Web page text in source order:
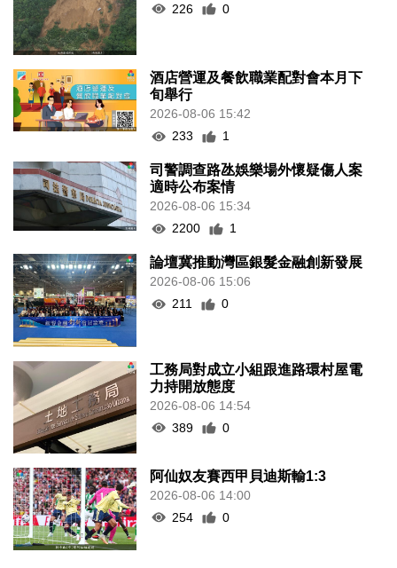
226
0
酒店營運及餐飲職業配對會本月下
旬舉行
2026-08-06 15:42
233
1
司警調查路氹娛樂場外懷疑傷人案
適時公布案情
2026-08-06 15:34
2200
1
論壇冀推動灣區銀髮金融創新發展
2026-08-06 15:06
211
0
工務局對成立小組跟進路環村屋電
力持開放態度
2026-08-06 14:54
389
0
阿仙奴友賽西甲貝迪斯輸1:3
2026-08-06 14:00
254
0